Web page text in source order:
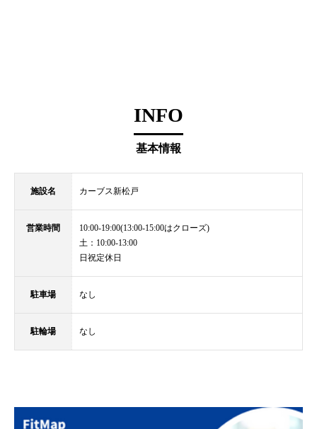
INFO
基本情報
施設名 カーブス新松戸
営業時間
10:00-19:00(13:00-15:00はクローズ)
土：10:00-13:00
日祝定休日
駐車場 なし
駐輪場 なし